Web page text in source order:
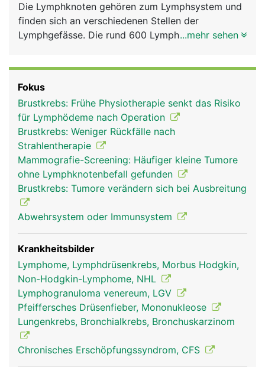
Ratgeber
Die Lymphknoten gehören zum Lymphsystem und
finden sich an verschiedenen Stellen der
Lymphgefässe. Die rund 600 Lymphknoten des
bohnenförmiges Aussehen und sind normalerweise
nur wenige Millimeter gross. Die Lymphknoten
fangen die in der Lymphe mitgeschleppten
Fremdkörper und Krankheitserreger ab und
machen sie unschädlich. Einige Stoffe (z.B.
Glasstaub, Kohle, Farbstoffe) werden teilweise
auch in den Lymphknoten eingelagert, wenn sie
der Körper nicht ausscheiden kann. In den
Lymphknoten wird ausserdem ein Teil der
Lymphozyten (weisse Blutkörperchen) gebildet,
die als "Abwehrpolizei" ständig durch das Blut-
und Lymphgefässsystem patrouillieren und der
körpereigenen Abwehr dienen. Ausserdem wird in
den Lymphknoten die Lymphe konzentriert
(eingedickt).
...mehr sehen
Fokus
Brustkrebs: Frühe Physiotherapie senkt das Risiko
für Lymphödeme nach Operation
Brustkrebs: Weniger Rückfälle nach
Strahlentherapie
Mammografie-Screening: Häufiger kleine Tumore
ohne Lymphknotenbefall gefunden
Brustkrebs: Tumore verändern sich bei Ausbreitung
Abwehrsystem oder Immunsystem
Krankheitsbilder
Lymphome, Lymphdrüsenkrebs, Morbus Hodgkin,
Non-Hodgkin-Lymphome, NHL
Lymphogranuloma venereum, LGV
Pfeiffersches Drüsenfieber, Mononukleose
Lungenkrebs, Bronchialkrebs, Bronchuskarzinom
Chronisches Erschöpfungssyndrom, CFS